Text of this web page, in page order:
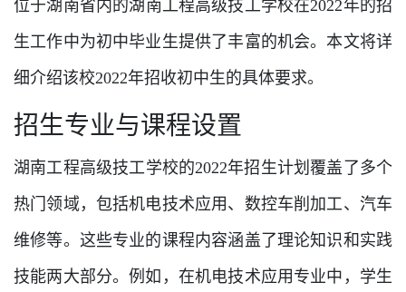
位于湖南省内的湖南工程高级技工学校在2022年的招
生工作中为初中毕业生提供了丰富的机会。本文将详
细介绍该校2022年招收初中生的具体要求。
招生专业与课程设置
湖南工程高级技工学校的2022年招生计划覆盖了多个
热门领域，包括机电技术应用、数控车削加工、汽车
维修等。这些专业的课程内容涵盖了理论知识和实践
技能两大部分。例如，在机电技术应用专业中，学生